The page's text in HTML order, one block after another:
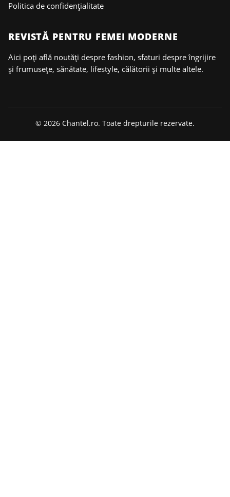
Politica de confidențialitate
REVISTĂ PENTRU FEMEI MODERNE
Aici poți află noutăți despre fashion, sfaturi despre îngrijire
și frumusețe, sănătate, lifestyle, călătorii și multe altele.
© 2026 Chantel.ro. Toate drepturile rezervate.